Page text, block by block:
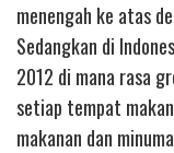
menengah ke atas
Sedangkan di
2012 di mana rasa
setiap tempat
makanan dan